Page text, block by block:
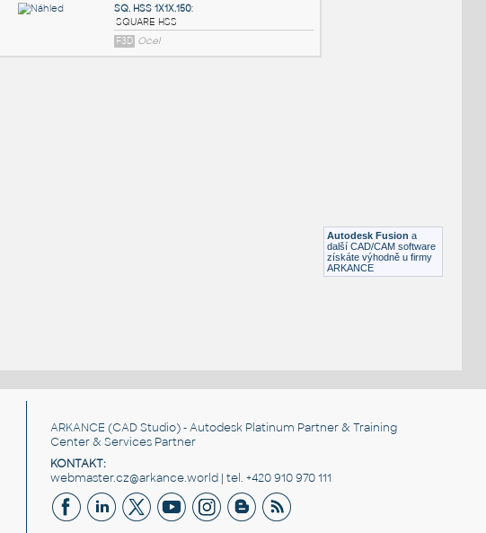
Autodesk Fusion a
další CAD/CAM software
získáte výhodně u firmy
ARKANCE
ARKANCE (CAD Studio) - Autodesk Platinum Partner & Training
Center & Services Partner
KONTAKT:
webmaster.cz@arkance.world | tel. +420 910 970 111